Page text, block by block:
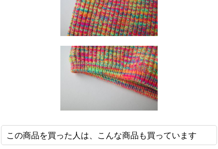
この商品を買った人は、こんな商品も買っています